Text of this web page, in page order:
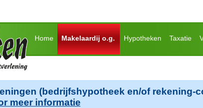
Home Makelaardij o.g. Hypotheken Taxatie
(bedrijfshypotheek en/of rekening-
meer informatie